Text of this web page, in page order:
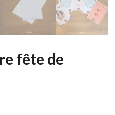
fête de